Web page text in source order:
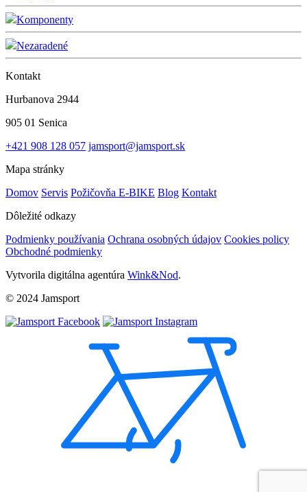
Komponenty
Nezaradené
Kontakt
Hurbanova 2944
905 01 Senica
+421 908 128 057 jamsport@jamsport.sk
Mapa stránky
Domov Servis Požičovňa E-BIKE Blog Kontakt
Dôležité odkazy
Podmienky používania Ochrana osobných údajov Cookies policy
Obchodné podmienky
Vytvorila digitálna agentúra Wink&Nod.
© 2024 Jamsport